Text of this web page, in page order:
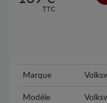
TTC
Marque
Modèle